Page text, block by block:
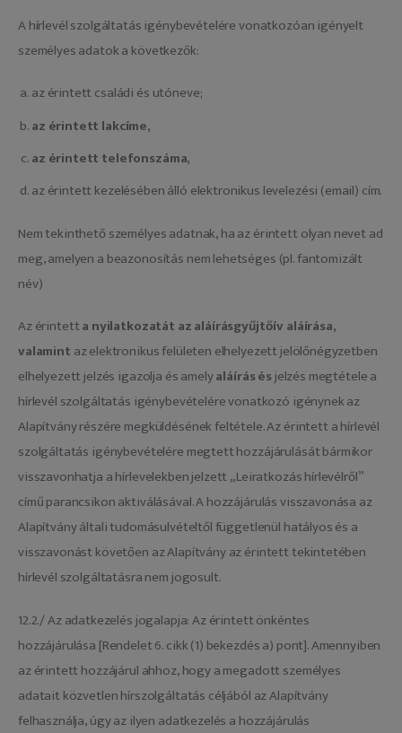
A hírlevél szolgáltatás igénybevételére vonatkozóan igényelt
személyes adatok a következők:
az érintett családi és utóneve;
az érintett lakcíme,
az érintett telefonszáma,
az érintett kezelésében álló elektronikus levelezési (email) cím.
Nem tekinthető személyes adatnak, ha az érintett olyan nevet ad
meg, amelyen a beazonosítás nem lehetséges (pl. fantomizált
név)
Az érintetta nyilatkozatát az aláírásgyűjtőív aláírása,
valamint az elektronikus felületen elhelyezett jelölőnégyzetben
elhelyezett jelzés igazolja és amelyaláírás ésjelzés megtétele a
hírlevél szolgáltatás igénybevételére vonatkozó igénynek az
Alapítvány részére megküldésének feltétele. Az érintett a hírlevél
szolgáltatás igénybevételére megtett hozzájárulását bármikor
visszavonhatja a hírlevelekben jelzett „Leiratkozás hírlevélről”
című parancsikon aktiválásával. A hozzájárulás visszavonása az
Alapítvány általi tudomásulvételtől függetlenül hatályos és a
visszavonást követően az Alapítvány az érintett tekintetében
hírlevél szolgáltatásra nem jogosult.
12.2./ Az adatkezelés jogalapja: Az érintett önkéntes
hozzájárulása [Rendelet 6. cikk (1) bekezdés a) pont]. Amennyiben
az érintett hozzájárul ahhoz, hogy a megadott személyes
adatait közvetlen hírszolgáltatás céljából az Alapítvány
felhasználja, úgy az ilyen adatkezelés a hozzájárulás